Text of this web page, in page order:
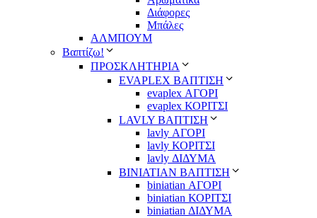
Διάφορες
Μπάλες
ΑΛΜΠΟΥΜ
Βαπτίζω!
ΠΡΟΣΚΛΗΤΗΡΙΑ
EVAPLEX ΒΑΠΤΙΣΗ
evaplex ΑΓΟΡΙ
evaplex ΚΟΡΙΤΣΙ
LAVLY ΒΑΠΤΙΣΗ
lavly ΑΓΟΡΙ
lavly ΚΟΡΙΤΣΙ
lavly ΔΙΔΥΜΑ
ΒΙΝΙΑΤΙΑΝ ΒΑΠΤΙΣΗ
biniatian ΑΓΟΡΙ
biniatian ΚΟΡΙΤΣΙ
biniatian ΔΙΔΥΜΑ